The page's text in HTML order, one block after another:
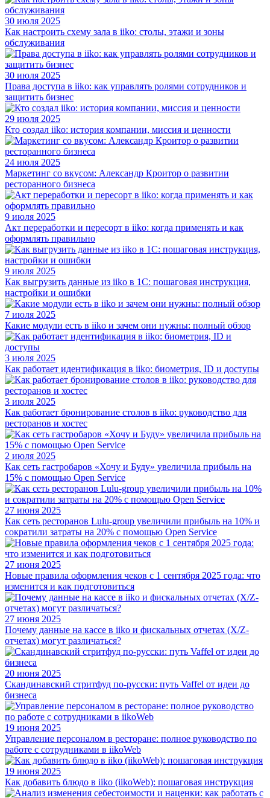
30 июля 2025
Как настроить схему зала в iiko: столы, этажи и зоны
обслуживания
30 июля 2025
Права доступа в iiko: как управлять ролями сотрудников и
защитить бизнес
29 июля 2025
Кто создал iiko: история компании, миссия и ценности
24 июля 2025
Маркетинг со вкусом: Александр Кроитор о развитии
ресторанного бизнеса
9 июля 2025
Акт переработки и пересорт в iiko: когда применять и как
оформлять правильно
9 июля 2025
Как выгрузить данные из iiko в 1С: пошаговая инструкция,
настройки и ошибки
7 июля 2025
Какие модули есть в iiko и зачем они нужны: полный обзор
3 июля 2025
Как работает идентификация в iiko: биометрия, ID и доступы
3 июля 2025
Как работает бронирование столов в iiko: руководство для
ресторанов и хостес
2 июля 2025
Как сеть гастробаров «Хочу и Буду» увеличила прибыль на
15% с помощью Open Service
27 июня 2025
Как сеть ресторанов Lulu-group увеличили прибыль на 10% и
сократили затраты на 20% с помощью Open Service
27 июня 2025
Новые правила оформления чеков с 1 сентября 2025 года: что
изменится и как подготовиться
27 июня 2025
Почему данные на кассе в iiko и фискальных отчетах (X/Z-
отчетах) могут различаться?
20 июня 2025
Скандинавский стритфуд по-русски: путь Vaffel от идеи до
бизнеса
19 июня 2025
Управление персоналом в ресторане: полное руководство по
работе с сотрудниками в iikoWeb
19 июня 2025
Как добавить блюдо в iiko (iikoWeb): пошаговая инструкция